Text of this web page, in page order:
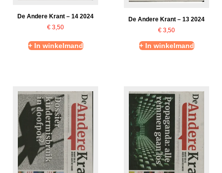
De Andere Krant – 14 2024
€ 3,50
+ In winkelmand
De Andere Krant – 13 2024
€ 3,50
+ In winkelmand